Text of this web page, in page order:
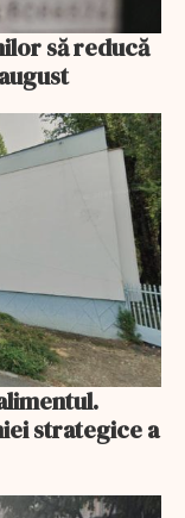
să reducă
strategice a